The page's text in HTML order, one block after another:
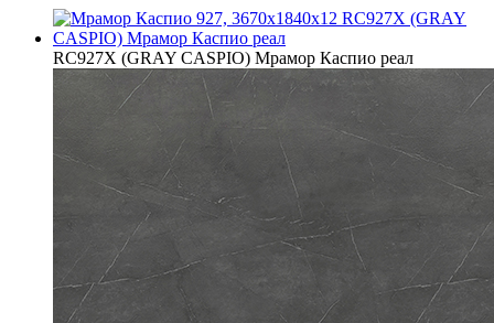
RC927X (GRAY CASPIO) Мрамор Каспио реал